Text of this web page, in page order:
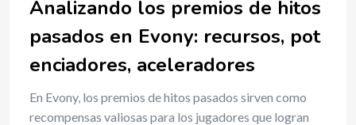
Analizando los premios de hitos
pasados en Evony: recursos, pot
enciadores, aceleradores
En Evony, los premios de hitos pasados sirven como
recompensas valiosas para los jugadores que logran